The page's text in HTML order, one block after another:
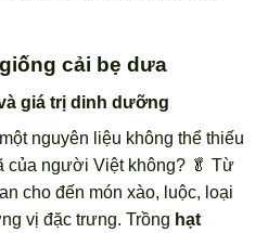
cải bẹ dưa
giá trị dinh dưỡng
nguyên liệu không thể thiếu
của người Việt không? 🥬 Từ
cho đến món xào, luộc, loại
vị đặc trưng. Trồng hạt